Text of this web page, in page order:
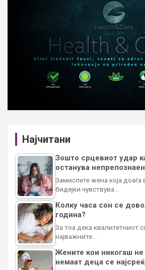
Најчитани
Зошто срцевиот удар
останува
Замислете жена која
бидејќи чувствува…
Колку часа сон се
година?
За тоа дека квалитетниот
најважните…
Жените кои никогаш
немаат деца се